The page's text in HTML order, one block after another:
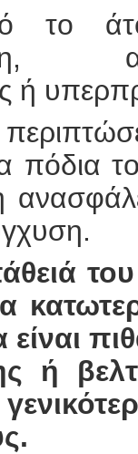
το
ή
πόδια
είναι
ή